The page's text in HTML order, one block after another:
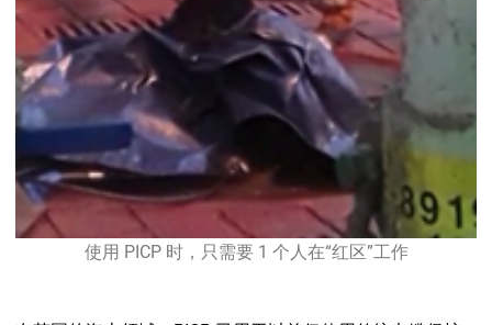
使用 PICP 时，只需要 1 个人在“红区”工作